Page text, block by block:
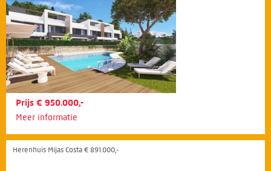
Prijs € 950.000,-
Meer informatie
Herenhuis Mijas Costa € 891.000,-